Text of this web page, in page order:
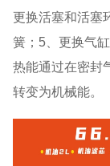
更换活塞和活塞
簧；5、更换气
热能通过在密封
转变为机械能。